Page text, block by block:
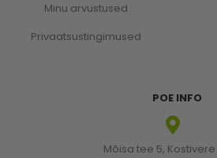
Minu arvustused
Privaatsustingimused
POE INFO
Mõisa tee 5,